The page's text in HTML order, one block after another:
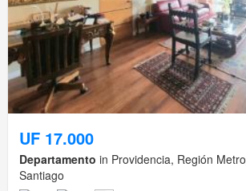
UF 17.000
Departamento in Providencia, Región
Santiago